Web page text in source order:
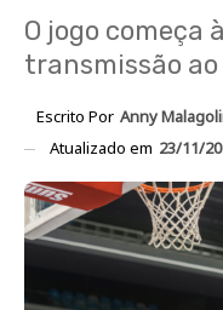
O jogo começa
transmissão ao
Escrito Por Anny
Atualizado em 23/11/